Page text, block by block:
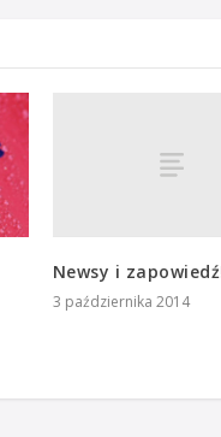
Newsy i
3 października 2014